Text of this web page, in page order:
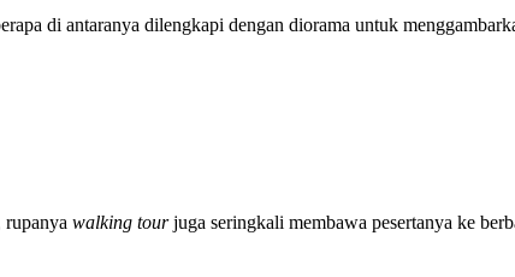
di antaranya dilengkapi dengan diorama untuk
rupanya walking tourjuga seringkali membawa pesertanya ke